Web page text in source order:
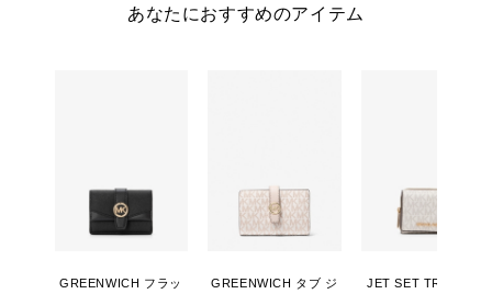
あなたにおすすめのアイテム
GREENWICH フラッ
GREENWICH タブ ジ
JET SET TRAVEL ミ